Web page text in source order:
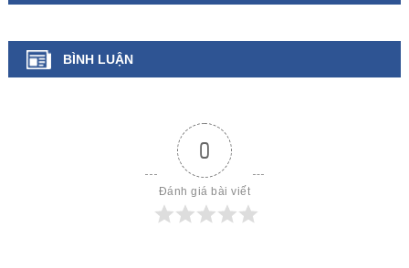
BÌNH LUẬN
0
Đánh giá bài viết